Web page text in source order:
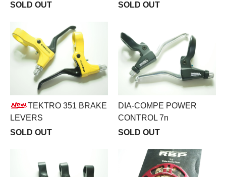
SOLD OUT
SOLD OUT
TEKTRO 351 BRAKE
LEVERS
SOLD OUT
DIA-COMPE POWER
CONTROL 7n
SOLD OUT